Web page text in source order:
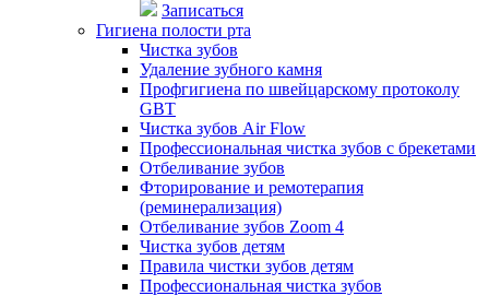
Записаться
Гигиена полости рта
Чистка зубов
Удаление зубного камня
Профгигиена по швейцарскому протоколу
GBT
Чистка зубов Air Flow
Профессиональная чистка зубов с брекетами
Отбеливание зубов
Фторирование и ремотерапия
(реминерализация)
Отбеливание зубов Zoom 4
Чистка зубов детям
Правила чистки зубов детям
Профессиональная чистка зубов